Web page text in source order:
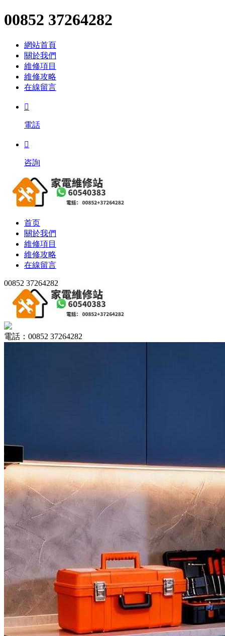
00852 37264282
網站首頁
關於我們
維修項目
維修攻略
在線留言

電話

咨詢
首页
關於我們
維修項目
維修攻略
在線留言
00852 37264282
電話：00852 37264282